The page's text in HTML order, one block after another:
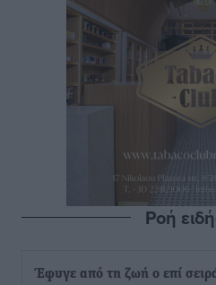
Ροή
Έφυγε από τη ζωή ο επί